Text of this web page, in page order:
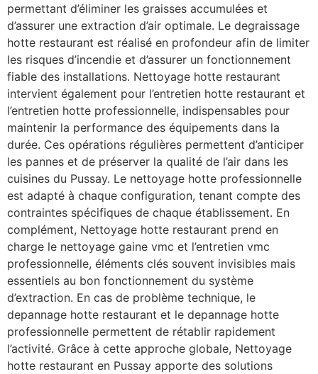
permettant d’éliminer les graisses accumulées et
d’assurer une extraction d’air optimale. Le degraissage
hotte restaurant est réalisé en profondeur afin de limiter
les risques d’incendie et d’assurer un fonctionnement
fiable des installations. Nettoyage hotte restaurant
intervient également pour l’entretien hotte restaurant et
l’entretien hotte professionnelle, indispensables pour
maintenir la performance des équipements dans la
durée. Ces opérations régulières permettent d’anticiper
les pannes et de préserver la qualité de l’air dans les
cuisines du Pussay. Le nettoyage hotte professionnelle
est adapté à chaque configuration, tenant compte des
contraintes spécifiques de chaque établissement. En
complément, Nettoyage hotte restaurant prend en
charge le nettoyage gaine vmc et l’entretien vmc
professionnelle, éléments clés souvent invisibles mais
essentiels au bon fonctionnement du système
d’extraction. En cas de problème technique, le
depannage hotte restaurant et le depannage hotte
professionnelle permettent de rétablir rapidement
l’activité. Grâce à cette approche globale, Nettoyage
hotte restaurant en Pussay apporte des solutions